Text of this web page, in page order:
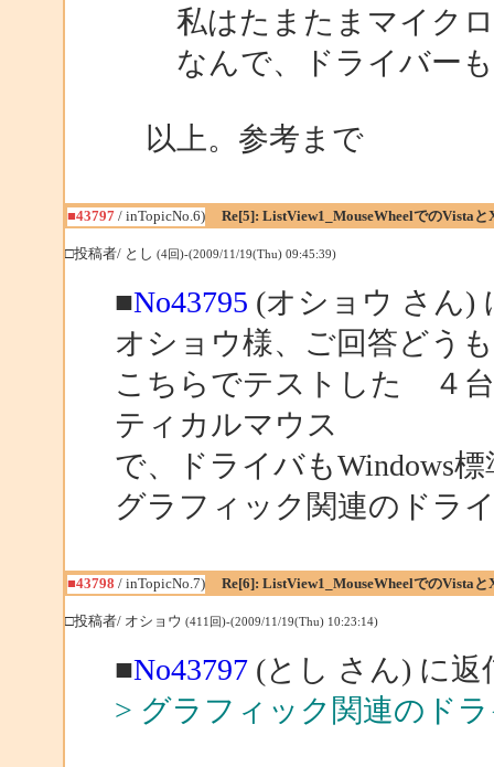
私はたまたまマイクロ
なんで、ドライバーも
以上。参考まで
■43797/ inTopicNo.6) Re[5]: ListView1_MouseWheelでのVistaと
□投稿者/ とし (4回)-(2009/11/19(Thu) 09:45:39)
■No43795 (オショウ さん)
オショウ様、ご回答どう
こちらでテストした ４
ティカルマウス
で、ドライバもWindows
グラフィック関連のドラ
■43798 / inTopicNo.7) Re[6]: ListView1_MouseWheelでのVistaと
□投稿者/ オショウ (411回)-(2009/11/19(Thu) 10:23:14)
■No43797(とし さん) に返
> グラフィック関連のド